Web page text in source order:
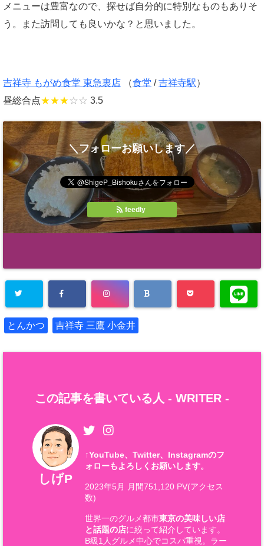
メニューは豊富なので、探せば自分的に特別なものもありそ
う。また訪問しても良いかな？と思いました。
吉祥寺 もがめ食堂 東急裏店 （食堂 /吉祥寺駅）
昼総合点★★★☆☆ 3.5
＼フォローお願いします／
feedly
とんかつ 吉祥寺 三鷹 小金井
この記事を書いている人 - WRITER -
しげP
↑YouTube、Twitter、Instagramのフ
ォローもよろしくお願いします。
2023年5月 月間751,120 PV(アクセス
数)
世界一のグルメ都市東京の美味しい店
と話題の店に絞って紹介しています。
B級1人グルメ中心でコスパ重視。ラー